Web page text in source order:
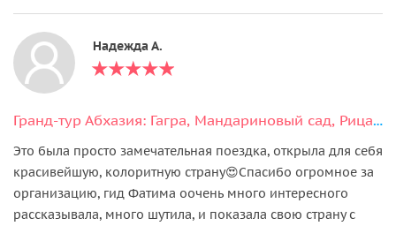
Надежда А.
Гранд-тур Абхазия: Гагра, Мандариновый сад, Рица и Афон в мини-группе
Это была просто замечательная поездка, открыла для себя
красивейшую, колоритную страну😍Спасибо огромное за
организацию, гид Фатима оочень много интересного
рассказывала, много шутила, и показала свою страну с